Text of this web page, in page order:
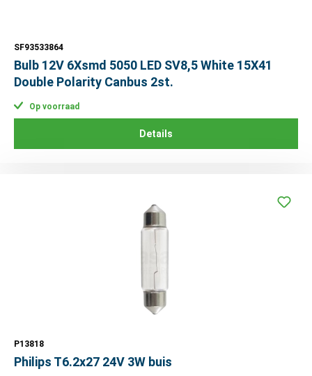
SF93533864
Bulb 12V 6Xsmd 5050 LED SV8,5 White 15X41
Double Polarity Canbus 2st.
Op voorraad
Details
P13818
Philips T6.2x27 24V 3W buis